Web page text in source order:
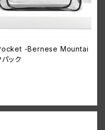
-Bernese Mountai
ック